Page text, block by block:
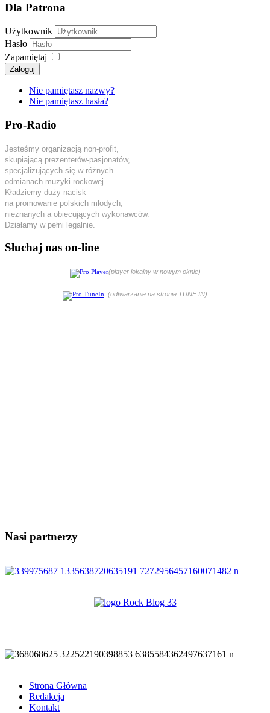
Dla Patrona
Użytkownik
Hasło
Zapamiętaj
Zaloguj
Nie pamiętasz nazwy?
Nie pamiętasz hasła?
Pro-Radio
Jesteśmy organizacją non-profit,
skupiającą prezenterów-pasjonatów,
specjalizujących się w różnych
odmianach muzyki rockowej.
Kładziemy duży nacisk
na promowanie polskich młodych,
nieznanych a obiecujących wykonawców.
Działamy w pełni legalnie.
Słuchaj nas on-line
(player lokalny w nowym oknie)
(odtwarzanie na stronie TUNE IN)
Nasi partnerzy
Strona Główna
Redakcja
Kontakt